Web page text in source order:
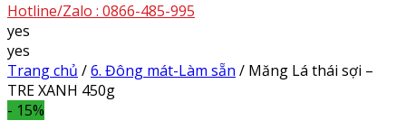
Hotline/Zalo : 0866-485-995
yes
yes
Trang chủ /6. Đông mát-Làm sẵn / Măng Lá thái sợi –
TRE XANH 450g
- 15%